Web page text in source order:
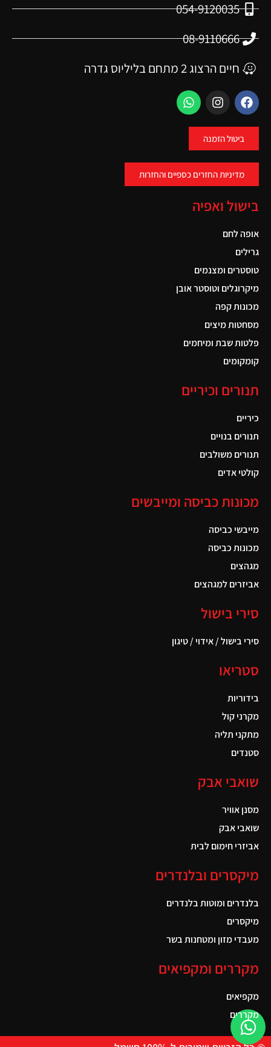
054-9120035
08-9110666
חיים הרצוג 2 מתחם בליליוס גדרה
ביטול הזמנה
מדיניות החזרים כספיים והחזרות
בישול ואפיה
אופה לחם
גרילים
טוסטרים ומצנמים
מיקרוגלים וטוסטר אובן
מכונות קפה
מסחטות מיצים
פלטות שבת ומיחמים
קומקומים
תנורים וכיריים
כיריים
תנורים בנויים
תנורים משולבים
קולטי אדים
מכונות כביסה ומייבשים
מייבשי כביסה
מכונות כביסה
מגהצים
אביזרים למגהצים
סירי בישול
סירי בישול / אידוי / טיגון
סטריאו
בידוריות
מקרני קול
מתקני תליה
סטנדים
שואבי אבק
מסנן אוויר
שואבי אבק
אביזרי חימום לבית
מיקסרים ובלנדרים
בלנדרים ומוטות בלנדרים
מיקסרים
מעבדי מזון ומטחנות בשר
מקררים ומקפיאים
מקפיאים
מקררים